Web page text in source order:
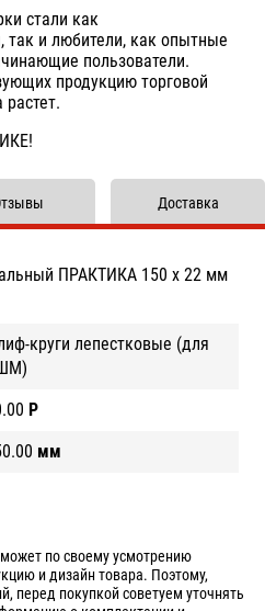
стали как
так и любители, как опытные
пользователи.
продукцию торговой
ПРАКТИКА 150 х 22 мм
круги лепестковые (для
Р
мм
Доставка
по своему усмотрению
и дизайн товара. Поэтому,
перед покупкой советуем уточнять